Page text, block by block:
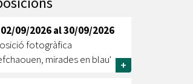
de Comptes
02/09/2026al30/09/2026
fotogràfica
mirades en blau'
+